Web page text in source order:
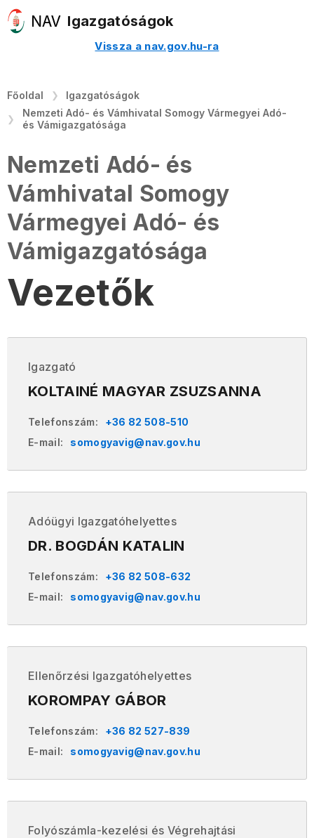
Igazgatóságok
Vissza a nav.gov.hu-ra
Főoldal
Igazgatóságok
Nemzeti Adó- és Vámhivatal Somogy Vármegyei Adó-
és Vámigazgatósága
Nemzeti Adó- és
Vámhivatal Somogy
Vármegyei Adó- és
Vámigazgatósága
Vezetők
Igazgató
KOLTAINÉ MAGYAR ZSUZSANNA
Telefonszám:
+36 82 508-510
E-mail:
somogyavig@nav.gov.hu
Adóügyi Igazgatóhelyettes
DR. BOGDÁN KATALIN
Telefonszám:
+36 82 508-632
E-mail:
somogyavig@nav.gov.hu
Ellenőrzési Igazgatóhelyettes
KOROMPAY GÁBOR
Telefonszám:
+36 82 527-839
E-mail:
somogyavig@nav.gov.hu
Folyószámla-kezelési és Végrehajtási